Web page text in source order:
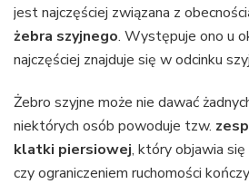
jest najczęściej związana z
żebra szyjnego. Występuje ono u
najczęściej znajduje się w odcinku
Żebro szyjne może nie dawać
niektórych osób powoduje tzw.
klatki piersiowej, który objawia
czy ograniczeniem ruchomości